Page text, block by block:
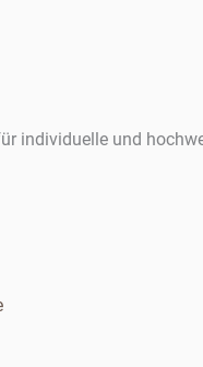
individuelle und